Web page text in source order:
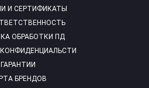
И СЕРТИФИКАТЫ
ОБРАБОТКИ ПД
ГАРАНТИИ
БРЕНДОВ